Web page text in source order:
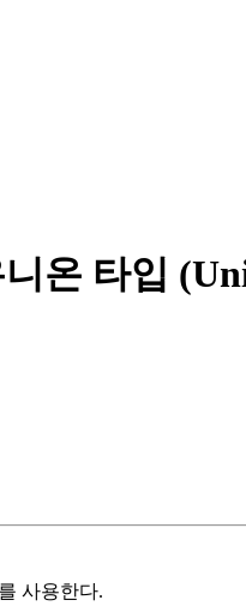
온 타입
사용한다.